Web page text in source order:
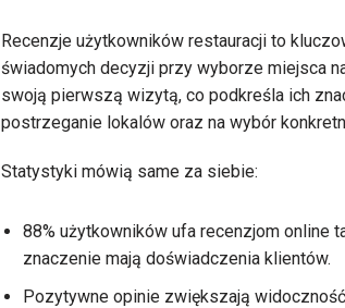
Recenzje użytkowników restauracji to
świadomych decyzji przy wyborze miejsca
swoją pierwszą wizytą, co podkreśla ich
postrzeganie lokalów oraz na wybór
Statystyki mówią same za siebie:
88% użytkowników ufa recenzjom online
znaczenie mają doświadczenia klientów.
Pozytywne opinie zwiększają